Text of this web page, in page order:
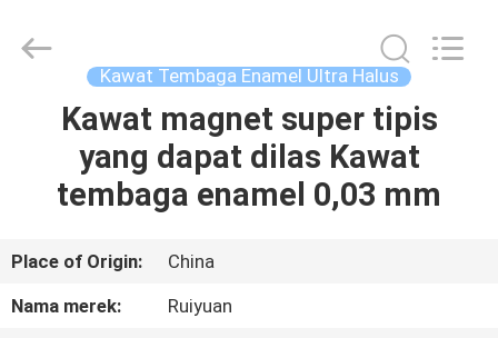
RUMAH
PRODUK
VIDEO
Material
Co,.Ltd.
Kawat Tembaga Enamel Ultra Halus
Kawat magnet super tipis
yang dapat dilas Kawat
tembaga enamel 0,03 mm
Place of Origin:
China
Nama merek:
Ruiyuan